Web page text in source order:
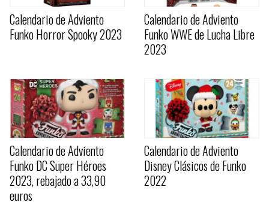
Calendario de Adviento
Funko Horror Spooky 2023
Calendario de Adviento
Funko WWE de Lucha Libre
2023
Calendario de Adviento
Funko DC Super Héroes
2023, rebajado a 33,90
euros
Calendario de Adviento
Disney Clásicos de Funko
2022